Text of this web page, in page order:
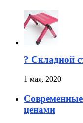
? Складной
1 мая, 2020
ценами